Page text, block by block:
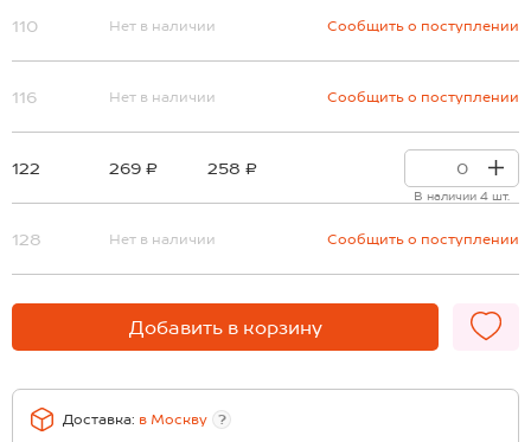
110 Нет в наличии Сообщить о поступлении
116 Нет в наличии Сообщить о поступлении
122 269 ₽ 258 ₽
В наличии 4 шт.
128 Нет в наличии Сообщить о поступлении
Добавить в корзину
Доставка: в Москву
?